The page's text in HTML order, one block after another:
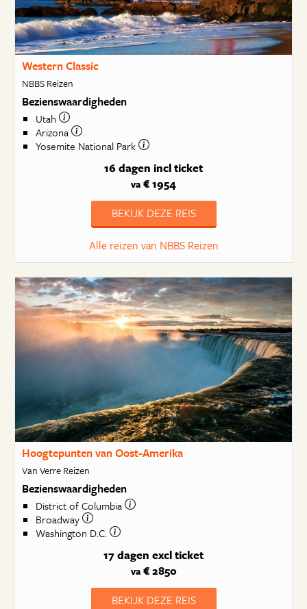
Western Classic
NBBS Reizen
Bezienswaardigheden
Utah
Arizona
Yosemite National Park
16 dagen incl ticket
va € 1954
BEKIJK DEZE REIS
Alle reizen van NBBS Reizen
Hoogtepunten van Oost-Amerika
Van Verre Reizen
Bezienswaardigheden
District of Columbia
Broadway
Washington D.C.
17 dagen excl ticket
va€ 2850
BEKIJK DEZE REIS